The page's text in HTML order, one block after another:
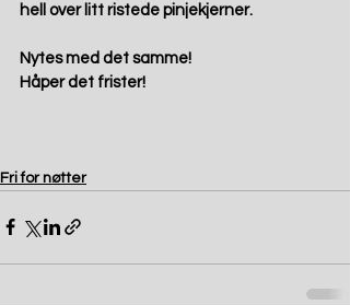
hell over litt ristede pinjekjerner.
Nytes med det samme!
Håper det frister!
Fri for nøtter